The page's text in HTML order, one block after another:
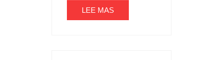
LEE MAS